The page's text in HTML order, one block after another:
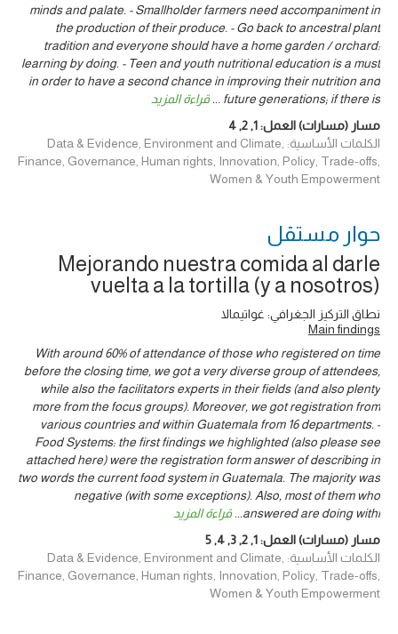
minds and palate. - Smallholder farmers need accompaniment in
the production of their produce. - Go back to ancestral plant
tradition and everyone should have a home garden / orchard:
learning by doing. - Teen and youth nutritional education is a must
in order to have a second chance in improving their nutrition and
future generations; if there is
... قراءة المزيد
مسار (مسارات) العمل:1
,
2
,
4
الكلمات الأساسية: Data & Evidence, Environment and Climate,
Finance, Governance, Human rights, Innovation, Policy, Trade-offs,
Women & Youth Empowerment
حوار ‎مستقل
Mejorando nuestra comida al darle
vuelta a la tortilla (y a nosotros)
نطاق التركيز الجغرافي: غواتيمالا
Main findings
With around 60% of attendance of those who registered on time
before the closing time, we got a very diverse group of attendees,
while also the facilitators experts in their fields (and also plenty
more from the focus groups). Moreover, we got registration from
various countries and within Guatemala from 16 departments. -
Food Systems: the first findings we highlighted (also please see
attached here) were the registration form answer of describing in
two words the current food system in Guatemala. The majority was
negative (with some exceptions). Also, most of them who
answered are doing withi
... قراءة المزيد
مسار (مسارات) العمل:1
,
2
,
3
,
4
,
5
الكلمات الأساسية: Data & Evidence, Environment and Climate,
Finance, Governance, Human rights, Innovation, Policy, Trade-offs,
Women & Youth Empowerment